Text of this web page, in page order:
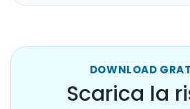
DOWNLOAD
Scarica la